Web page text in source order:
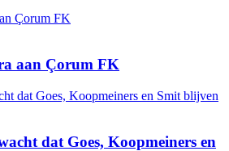
aan Çorum FK
dat Goes, Koopmeiners en